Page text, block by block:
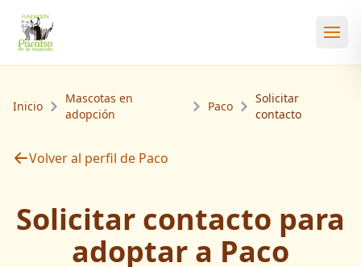
Inicio
Mascotas en
adopción
Paco
Solicitar
contacto
Volver al perfil de Paco
Solicitar contacto para
adoptar a Paco